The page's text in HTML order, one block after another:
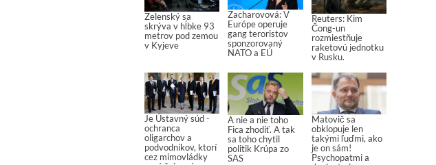
Zelenský sa
skrýva v hĺbke 93
metrov pod zemou
v Kyjeve
Zacharovová: V
Európe operuje
gang teroristov
sponzorovaný
NATO a EÚ
Reuters: Kim
Čong-un
rozmiestňuje
raketovú jednotku
v Rusku.
Je Ústavný súd -
ochranca
oligarchov a
podvodníkov, ktorí
cez mimovládky
A nie a nie toho
Fica zhodiť. A tak
sa toho chytil
politik Krúpa zo
SAS
Matovič sa
obklopuje len
takými ľuďmi, ako
je on sám!
Psychopatmi a